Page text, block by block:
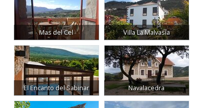
Mas del Cel Villa La Malvasía
El Encanto del Sabinar Navalacedra